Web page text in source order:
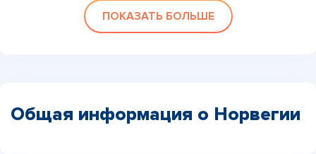
ПОКАЗАТЬ БОЛЬШЕ
Общая информация о Норвегии